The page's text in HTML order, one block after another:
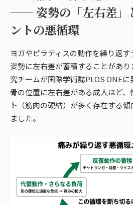
── 姿勢の「左右差」
ントの悪循環
ヨガやピラティスの動作を繰り返
姿勢に左右差が蓄積することがあ
究チームが国際学術誌PLOS ONE
骨の位置に左右差がある成人ほど
ト（筋肉の硬結）が多く存在する
ました。